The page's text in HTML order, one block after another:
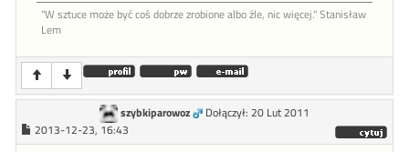
"W sztu­ce może być coś dob­rze zro­bione al­bo źle, nic więcej." Stanisław
Lem
szybkiparowoz
Dołączył: 20 Lut 2011
2013-12-23, 16:43